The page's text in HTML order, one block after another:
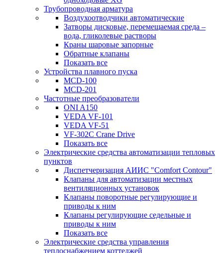
Трубопроводная арматура
Воздухоотводчики автоматические
Затворы дисковые, перемещаемая среда –
вода, гликолевые растворы
Краны шаровые запорные
Обратные клапаны
Показать все
Устройства плавного пуска
MCD-100
MCD-201
Частотные преобразователи
ONI A150
VEDA VF-101
VEDA VF-51
VF-302C Crane Drive
Показать все
Электрические средства автоматизации тепловых
пунктов
Диспетчеризация АИИС "Comfort Contour"
Клапаны для автоматизации местных
вентиляционных установок
Клапаны поворотные регулирующие и
приводы к ним
Клапаны регулирующие седельные и
приводы к ним
Показать все
Электрические средства управления
теплоснабжением коттеджей